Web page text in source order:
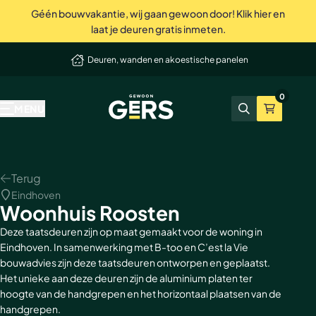
Géén bouwvakantie, wij gaan gewoon door! Klik hier en
laat je deuren gratis inmeten.
Perfecte service tot in de puntjes
Deuren, wanden en akoestische panelen
Niet tevreden? Geld terug
GewoonGers
Zoeken
0
Onze producten
Alle producten
Taatsdeuren
Schuifdeuren
Deur- wand combinaties
Wanden
Inspiratie & advies
Binnenkijken
Advies video's
Stalen deuren
Stalen opdekdeuren
Stalen taatsdeuren
Bekend van tv
vtwonen
Wij zijn Gers
Waarom GewoonGers
Wij zijn GewoonGers
Team
Vacatures
Contact
Neem contact op
Afspraak aan huis
Offerte aanvragen
Showrooms
Showrooms
Showroom & fabriek Vlaardingen
Terug
Eindhoven
Woonhuis Roosten
Deze taatsdeuren zijn op maat gemaakt voor de woning in
Eindhoven. In samenwerking met B-too en C’est la Vie
bouwadvies zijn deze taatsdeuren ontworpen en geplaatst.
Het unieke aan deze deuren zijn de aluminium platen ter
hoogte van de handgrepen en het horizontaal plaatsen van de
handgrepen.